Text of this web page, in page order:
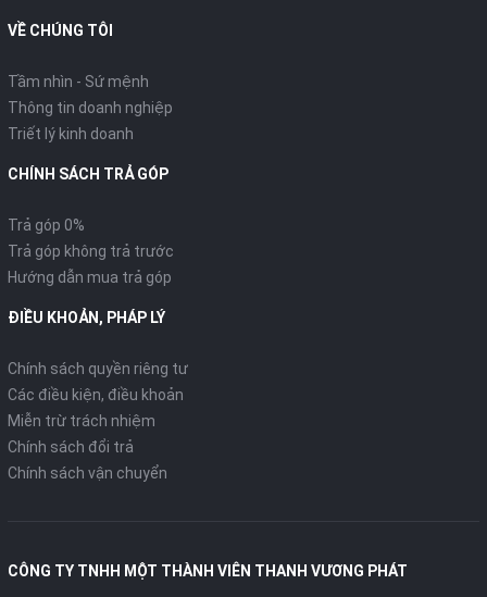
VỀ CHÚNG TÔI
Tầm nhìn - Sứ mệnh
Thông tin doanh nghiệp
Triết lý kinh doanh
CHÍNH SÁCH TRẢ GÓP
Trả góp 0%
Trả góp không trả trước
Hướng dẫn mua trả góp
ĐIỀU KHOẢN, PHÁP LÝ
Chính sách quyền riêng tư
Các điều kiện, điều khoản
Miễn trừ trách nhiệm
Chính sách đổi trả
Chính sách vận chuyển
CÔNG TY TNHH MỘT THÀNH VIÊN THANH VƯƠNG PHÁT